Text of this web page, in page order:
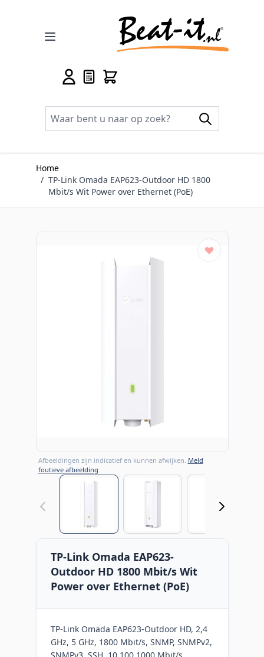
Home
/ TP-Link Omada EAP623-Outdoor HD 1800
Mbit/s Wit Power over Ethernet (PoE)
Afbeeldingen zijn indicatief en kunnen afwijken. Meld
foutieve afbeelding
View larger imageView larger image
TP-Link Omada EAP623-
Outdoor HD 1800 Mbit/s Wit
Power over Ethernet (PoE)
TP-Link Omada EAP623-Outdoor HD, 2,4
GHz, 5 GHz, 1800 Mbit/s, SNMP, SNMPv2,